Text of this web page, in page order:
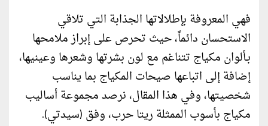
فهي المعروفة بإطلالاتها الجذابة التي تلاقي
الاستحسان دائماً، حيث تحرص على إبراز ملامحها
بـألوان مكياج تتناغم مع لون بشرتها وشعرها وعينيها،
إضافة إلى اتباعها صيحات المكياج بما يناسب
شخصيتها، وفي هذا المقال، نرصد مجموعة أساليب
مكياج بأسوب الممثلة ريتا حرب، وفق (سيدتي).